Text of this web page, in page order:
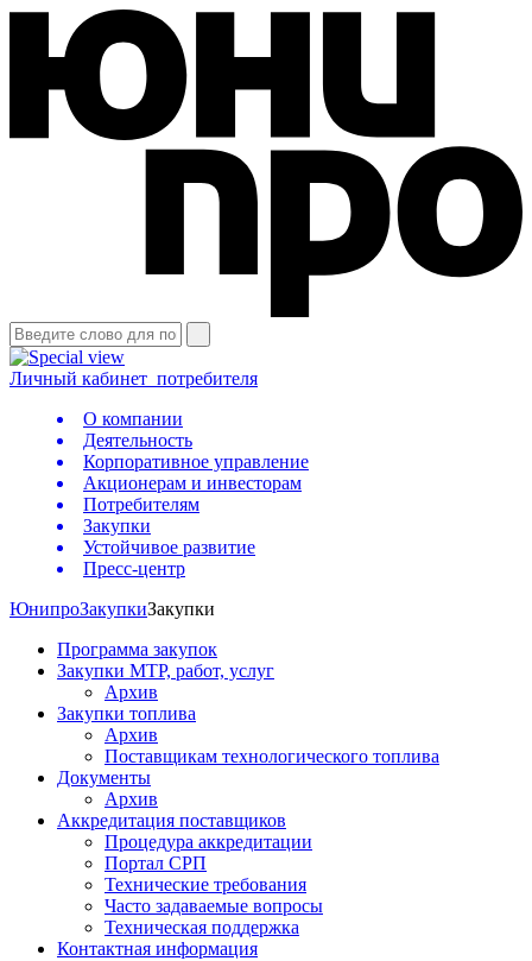
Личный кабинет потребителя
О компании
Деятельность
Корпоративное управление
Акционерам и инвесторам
Потребителям
Закупки
Устойчивое развитие
Пресс-центр
ЮнипроЗакупкиЗакупки
Программа закупок
Закупки МТР, работ, услуг
Архив
Закупки топлива
Архив
Поставщикам технологического топлива
Документы
Архив
Аккредитация поставщиков
Процедура аккредитации
Портал СРП
Технические требования
Часто задаваемые вопросы
Техническая поддержка
Контактная информация